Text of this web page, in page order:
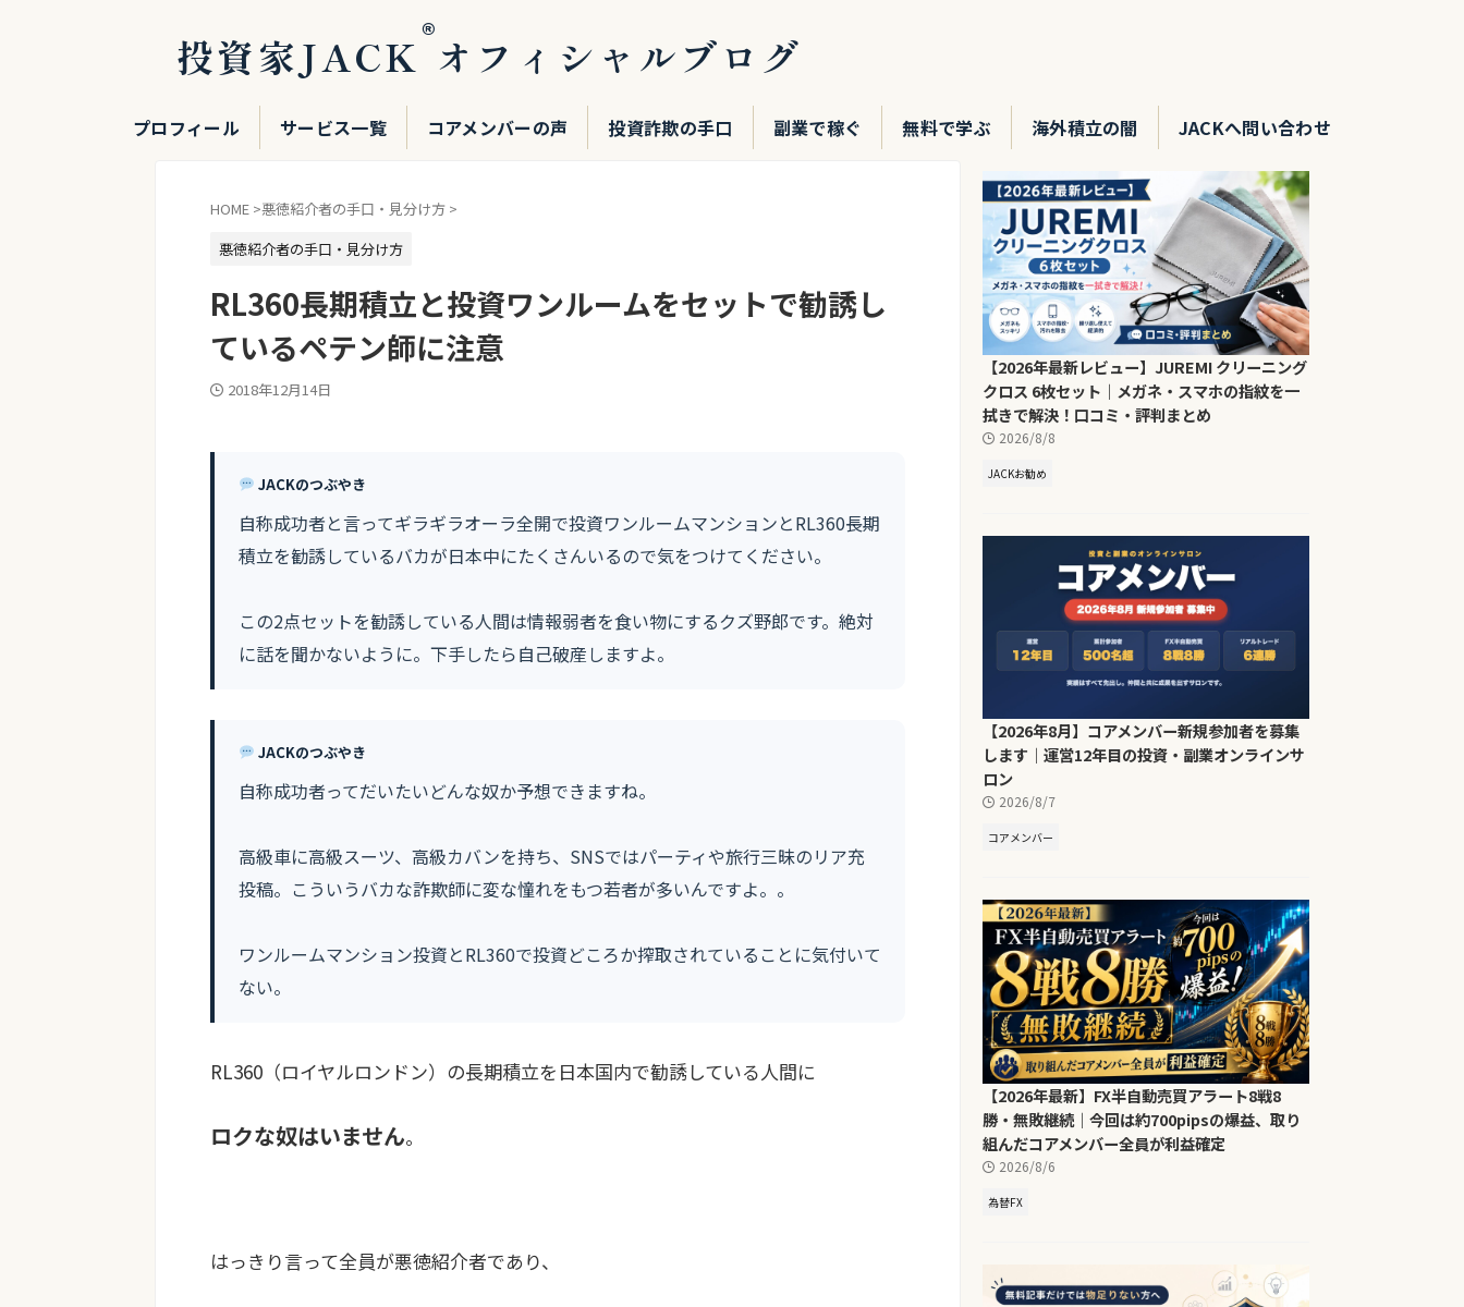
投資家JACK®オフィシャルブログ
プロフィール サービス一覧 コアメンバーの声 投資詐欺の手口 副業で稼ぐ 無料で学ぶ 海外積立の闇 JACKへ問い合わせ
HOME >悪徳紹介者の手口・見分け方 >
悪徳紹介者の手口・見分け方
RL360長期積立と投資ワンルームをセットで勧誘し
ているペテン師に注意
2018年12月14日
JACKのつぶやき
自称成功者と言ってギラギラオーラ全開で投資ワンルームマンションとRL360長期
積立を勧誘しているバカが日本中にたくさんいるので気をつけてください。
この2点セットを勧誘している人間は情報弱者を食い物にするクズ野郎です。絶対
に話を聞かないように。下手したら自己破産しますよ。
JACKのつぶやき
自称成功者ってだいたいどんな奴か予想できますね。
高級車に高級スーツ、高級カバンを持ち、SNSではパーティや旅行三昧のリア充
投稿。こういうバカな詐欺師に変な憧れをもつ若者が多いんですよ。。
ワンルームマンション投資とRL360で投資どころか搾取されていることに気付いて
ない。
RL360（ロイヤルロンドン）の長期積立を日本国内で勧誘している人間に
ロクな奴はいません。
はっきり言って全員が悪徳紹介者であり、
【2026年最新レビュー】JUREMI クリーニング
クロス 6枚セット｜メガネ・スマホの指紋を一
拭きで解決！口コミ・評判まとめ
2026/8/8
JACKお勧め
【2026年8月】コアメンバー新規参加者を募集
します｜運営12年目の投資・副業オンラインサ
ロン
2026/8/7
コアメンバー
【2026年最新】FX半自動売買アラート8戦8
勝・無敗継続｜今回は約700pipsの爆益、取り
組んだコアメンバー全員が利益確定
2026/8/6
為替FX